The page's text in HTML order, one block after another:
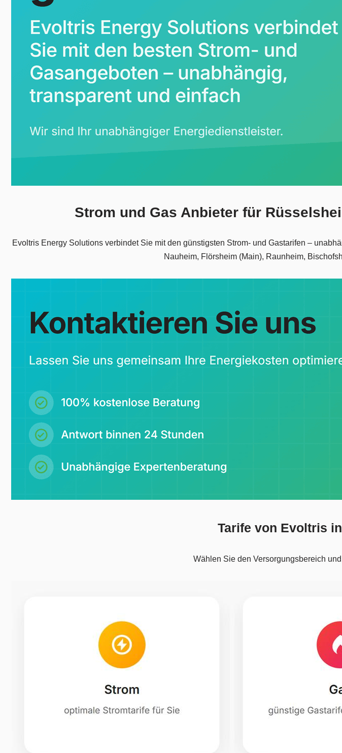
Strom und Gas Anbieter für
Evoltris Energy Solutions verbindet Sie mit den günstigsten Strom- und Gastarifen –
Nauheim, Flörsheim (Main), Raunheim,
Tarife von Evoltris
Wählen Sie den Versorgungsbereich